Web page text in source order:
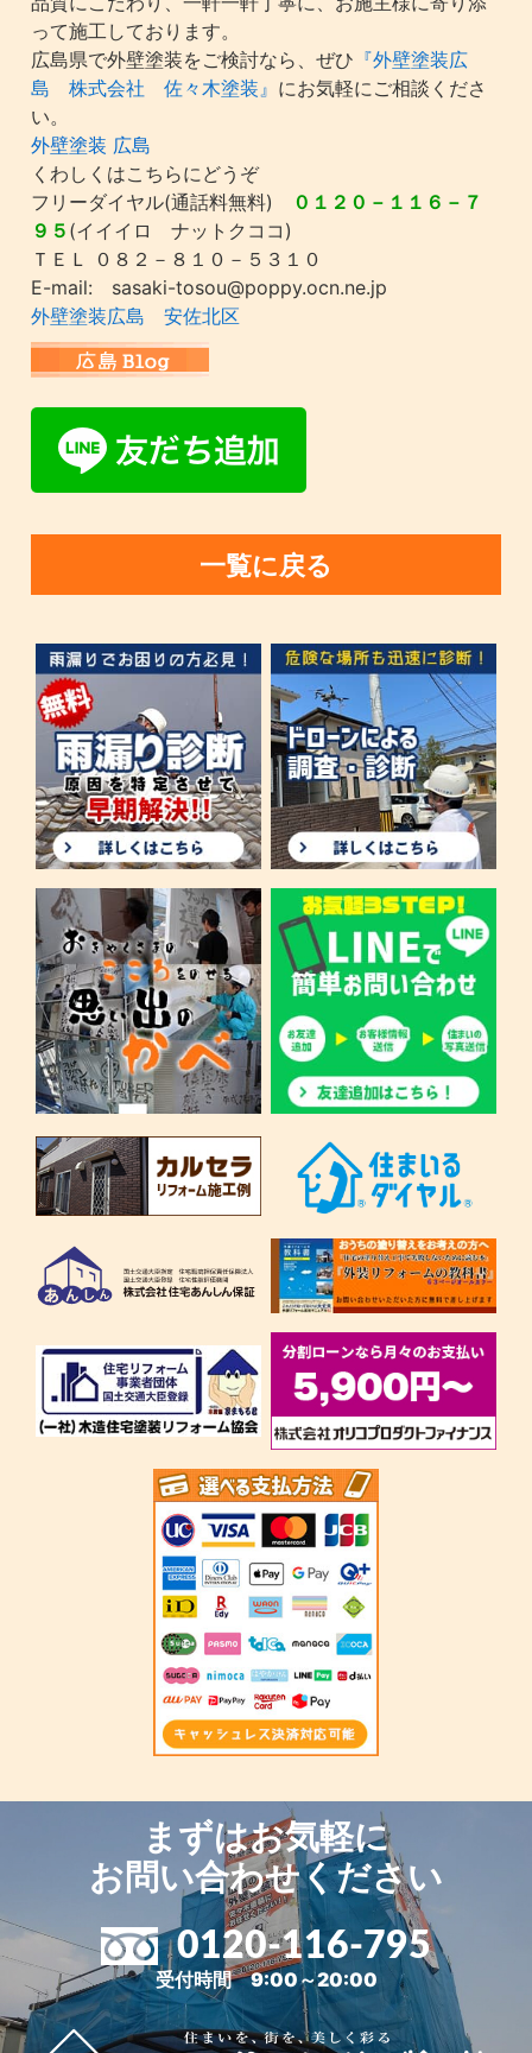
って施工しております。
広島県で外壁塗装をご検討なら、ぜひ 『外壁塗装広
島 株式会社 佐々木塗装』 にお気軽にご相談くださ
い。
外壁塗装 広島
くわしくはこちらにどうぞ
フリーダイヤル(通話料無料)
０１２０－１１６－７
９５ (イイイロ ナットクココ)
ＴＥＬ ０８２－８１０－５３１０
E-mail: sasaki-tosou@poppy.ocn.ne.jp
外壁塗装広島 安佐北区
一覧に戻る
まずはお気軽に
お問い合わせください
0120-116-795
受付時間 9:00～20:00